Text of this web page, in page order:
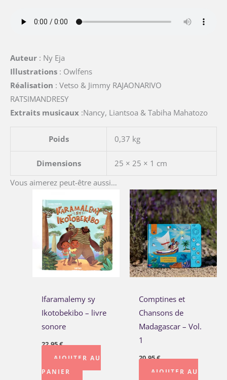
Auteur : Ny Eja
Illustrations : Owlfens
Réalisation : Vetso & Jimmy RAJAONARIVO
RATSIMANDRESY
Extraits musicaux :Nancy, Liantsoa & Tabiha Mahatozo
Poids 0,37 kg
Dimensions
25 × 25 × 1 cm
Vous aimerez peut-être aussi…
Ifaramalemy sy
Ikotobekibo – livre
sonore
22,95€
AJOUTER AU
PANIER
Comptines et
Chansons de
Madagascar – Vol.
1
20,95€
AJOUTER AU